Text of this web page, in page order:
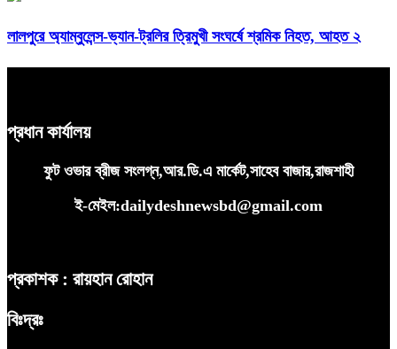
লালপুরে অ্যাম্বুলেন্স-ভ্যান-ট্রলির ত্রিমুখী সংঘর্ষে শ্রমিক নিহত, আহত ২
প্রধান কার্যালয়
ফুট ওভার ব্রীজ সংলগ্ন,আর.ডি.এ মার্কেট,সাহেব বাজার,রাজশাহী
ই-মেইল:dailydeshnewsbd@gmail.com
প্রকাশক : রায়হান রোহান
বিঃদ্রঃ